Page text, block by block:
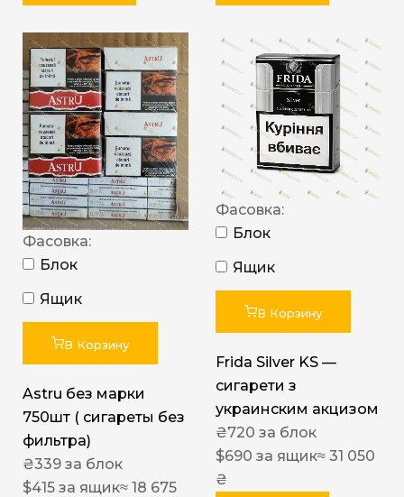
Фасовка:
Блок
Ящик
В Корзину
Astru без марки
750шт ( сигареты без
фильтра)
₴339 за блок
$415 за ящик≈ 18 675
Фасовка:
Блок
Ящик
В Корзину
Frida Silver KS —
сигарети з
украинским акцизом
₴720 за блок
$690 за ящик≈ 31 050
₴